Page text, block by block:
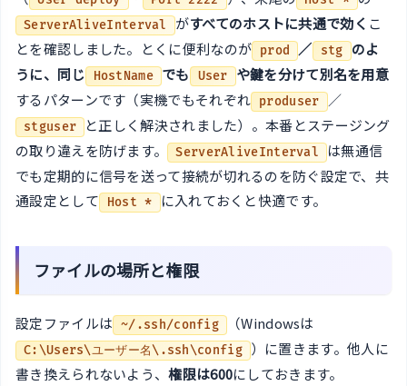
ServerAliveInterval がすべてのホストに共通で効く こ
とを確認しました。とくに便利なのが
prod ／ stg のよ
うに、同じ
HostName でも User
や鍵を分けて別名を用意
するパターンです（実機でもそれぞれ
produser ／
stguser
と正しく解決されました）。本番とステージング
の取り違えを防げます。 ServerAliveInterval
は無通信
でも定期的に信号を送って接続が切れるのを防ぐ設定で、共
通設定として
Host * に入れておくと快適です。
ファイルの場所と権限
設定ファイルは ~/.ssh/config （Windowsは
C:\Users\ユーザー名\.ssh\config ）に置きます。他人に
書き換えられないよう、権限は600にしておきます。